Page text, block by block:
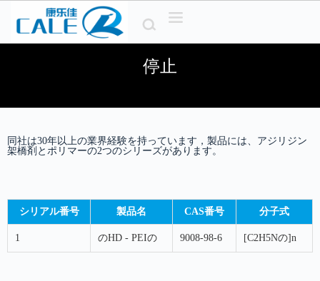
ン
テ
ッ
プ
停止
同社は30年以上の業界経験を持っています，製品には、アジリジン
架橋剤とポリマーの2つのシリーズがあります。
シリアル番号 製品名 CAS番号 分子式
1 のHD - PEIの 9008-98-6 [C2H5Nの]n